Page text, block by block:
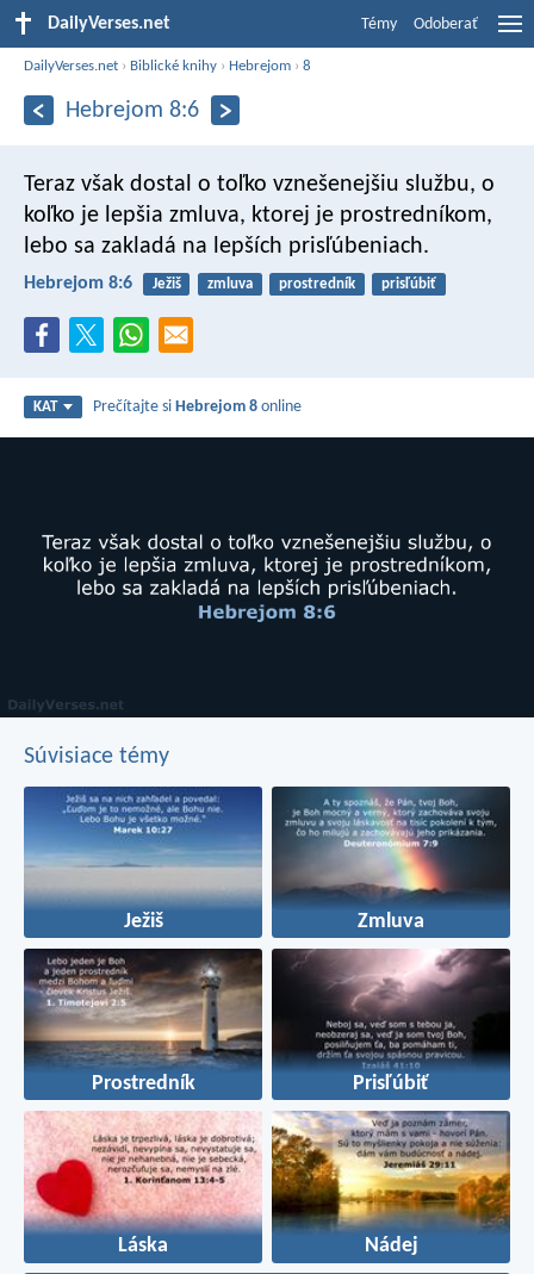
DailyVerses.net Témy Odoberať
DailyVerses.net › Biblické knihy › Hebrejom ›8
Hebrejom 8:6
Teraz však dostal o toľko vznešenejšiu službu, o
koľko je lepšia zmluva, ktorej je prostredníkom,
lebo sa zakladá na lepších prisľúbeniach.
Hebrejom 8:6 Ježiš zmluva prostredník prisľúbiť
KAT Prečítajte siHebrejom 8 online
Súvisiace témy
Ježiš Zmluva
Prostredník Prisľúbiť
Láska Nádej